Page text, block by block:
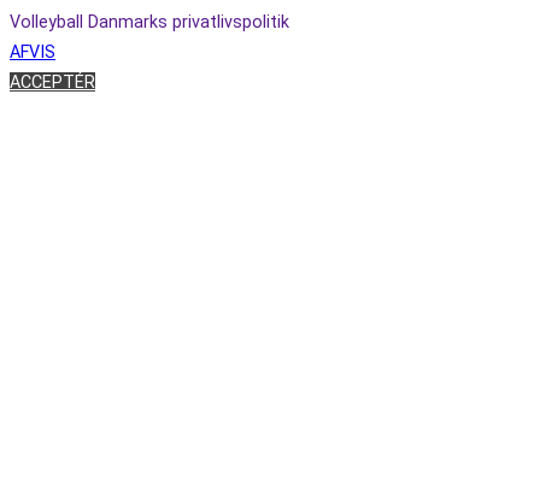
Volleyball Danmarks privatlivspolitik
AFVIS
ACCEPTÉR